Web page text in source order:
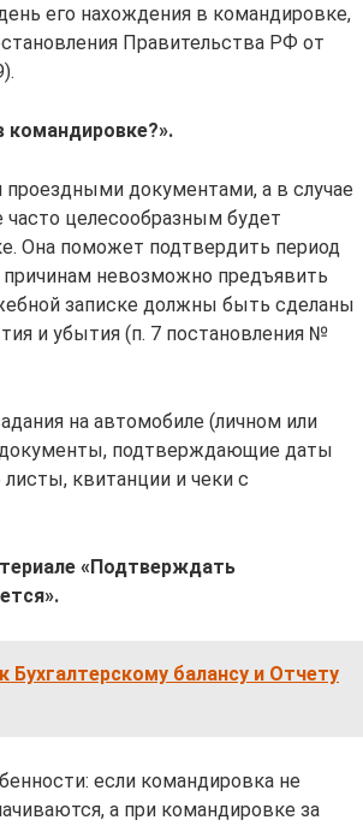
его нахождения в командировке,
Правительства РФ от
командировке?».
документами, а в случае
целесообразным будет
Она поможет подтвердить период
невозможно предъявить
записке должны быть сделаны
и убытия (п. 7 постановления №
на автомобиле (личном или
документы, подтверждающие даты
квитанции и чеки с
«Подтверждать
.
Бухгалтерскому балансу и Отчету
если командировка не
а при командировке за